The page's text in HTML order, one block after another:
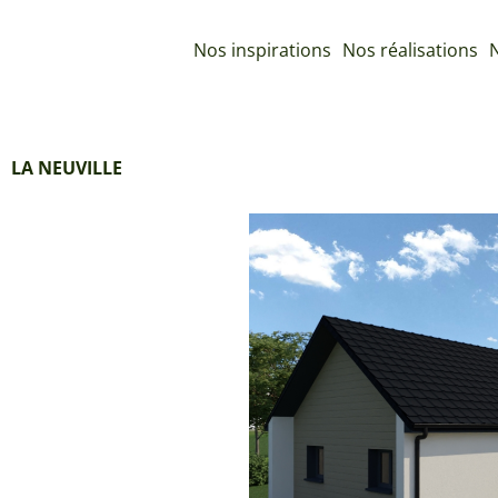
Nos inspirations Nos réalisations
LA NEUVILLE